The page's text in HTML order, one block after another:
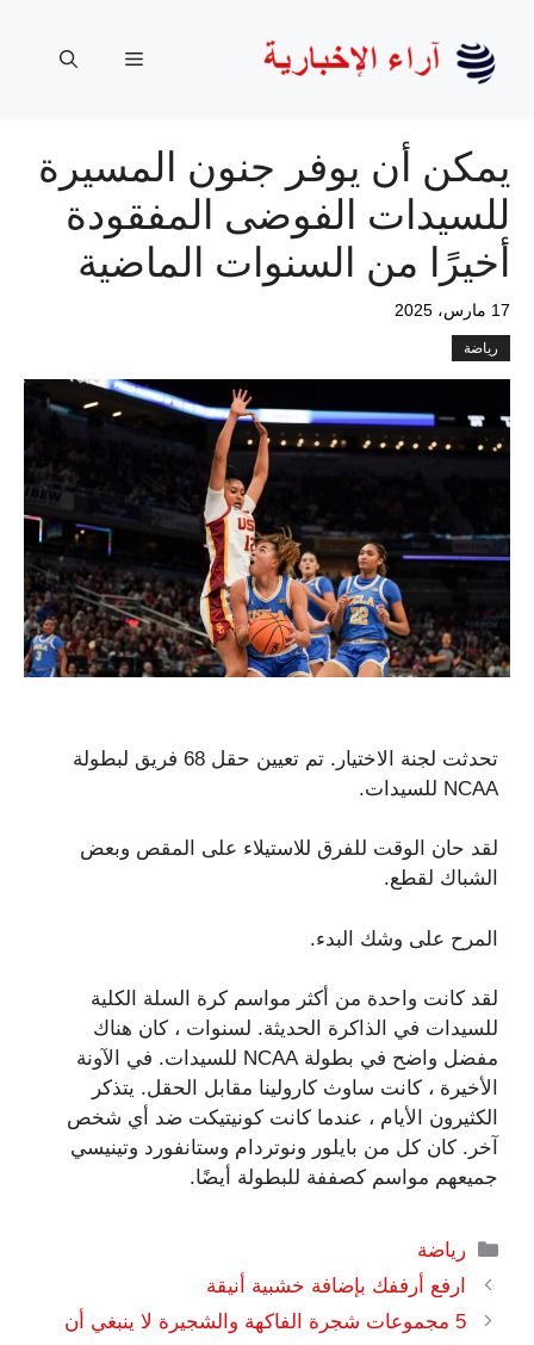
المحتوى
القائمة
يمكن أن يوفر جنون المسيرة
للسيدات الفوضى المفقودة
أخيرًا من السنوات الماضية
17 مارس، 2025
رياضة
تحدثت لجنة الاختيار. تم تعيين حقل 68 فريق لبطولة
NCAA للسيدات.
لقد حان الوقت للفرق للاستيلاء على المقص وبعض
الشباك لقطع.
المرح على وشك البدء.
لقد كانت واحدة من أكثر مواسم كرة السلة الكلية
للسيدات في الذاكرة الحديثة. لسنوات ، كان هناك
مفضل واضح في بطولة NCAA للسيدات. في الآونة
الأخيرة ، كانت ساوث كارولينا مقابل الحقل. يتذكر
الكثيرون الأيام ، عندما كانت كونيتيكت ضد أي شخص
آخر. كان كل من بايلور ونوتردام وستانفورد وتينيسي
جميعهم مواسم كصففة للبطولة أيضًا.
التصنيفات
رياضة
ارفع أرففك بإضافة خشبية أنيقة
5 مجموعات شجرة الفاكهة والشجيرة لا ينبغي أن